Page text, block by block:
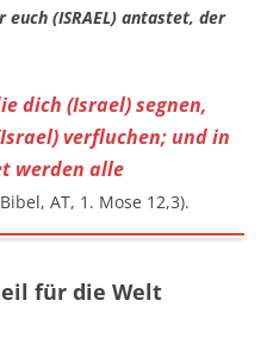
euch (ISRAEL) antastet, der
dich (Israel) segnen,
verfluchen; und in
werden alle
AT, 1. Mose 12,3).
für die Welt